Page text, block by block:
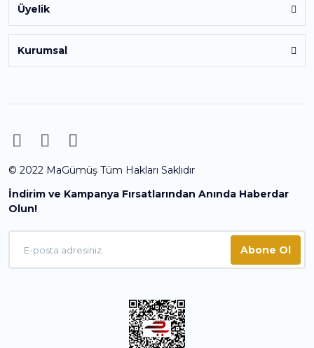
Üyelik
Kurumsal
© 2022 MaGümüş Tüm Hakları Saklıdır
İndirim ve Kampanya Fırsatlarından Anında Haberdar
Olun!
Abone Ol